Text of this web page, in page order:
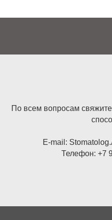
По всем вопросам
E-mail:
Телефон: +7